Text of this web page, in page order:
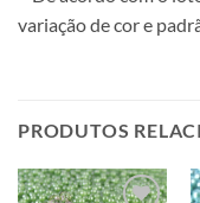
variação de cor e
PRODUTOS